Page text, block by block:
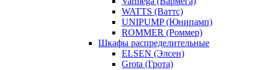
WATTS (Ваттс)
UNIPUMP (Юнипамп)
ROMMER (Роммер)
Шкафы распределительные
ELSEN (Элсен)
Grota (Грота)